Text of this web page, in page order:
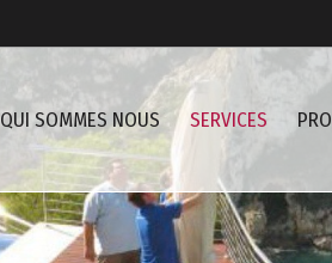
QUI SOMMES NOUS SERVICES